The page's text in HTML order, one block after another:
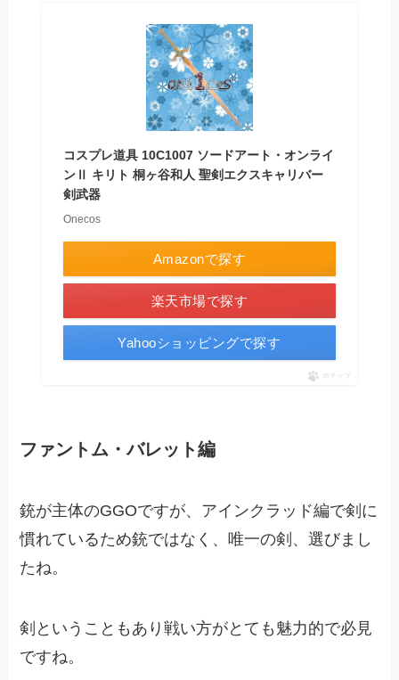
コスプレ道具 10C1007 ソードアート・オンライ
ンⅡ キリト 桐ヶ谷和人 聖剣エクスキャリバー
剣武器
Onecos
Amazonで探す
楽天市場で探す
Yahooショッピングで探す
ポチップ
ファントム・バレット編
銃が主体のGGOですが、アインクラッド編で剣に
慣れているため銃ではなく、唯一の剣、選びまし
たね。
剣ということもあり戦い方がとても魅力的で必見
ですね。